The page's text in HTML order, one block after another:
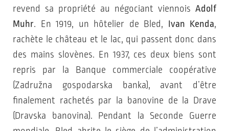
revend sa propriété au négociant viennois Adolf
Muhr. En 1919, un hôtelier de Bled, Ivan Kenda,
rachète le château et le lac, qui passent donc dans
des mains slovènes. En 1937, ces deux biens sont
repris par la Banque commerciale coopérative
(Zadružna gospodarska banka), avant d’être
finalement rachetés par la banovine de la Drave
(Dravska banovina). Pendant la Seconde Guerre